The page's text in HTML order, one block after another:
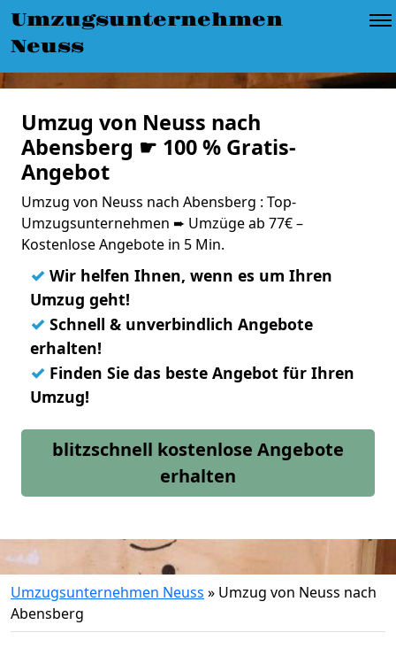
Umzugsunternehmen
Neuss
Umzug von Neuss nach
Abensberg ☛ 100 % Gratis-
Angebot
Umzug von Neuss nach Abensberg : Top-
Umzugsunternehmen ➨ Umzüge ab 77€ –
Kostenlose Angebote in 5 Min.
✓ Wir helfen Ihnen, wenn es um Ihren
Umzug geht!
✓ Schnell & unverbindlich Angebote
erhalten!
✓ Finden Sie das beste Angebot für Ihren
Umzug!
blitzschnell kostenlose Angebote
erhalten
Umzugsunternehmen Neuss » Umzug von Neuss nach
Abensberg